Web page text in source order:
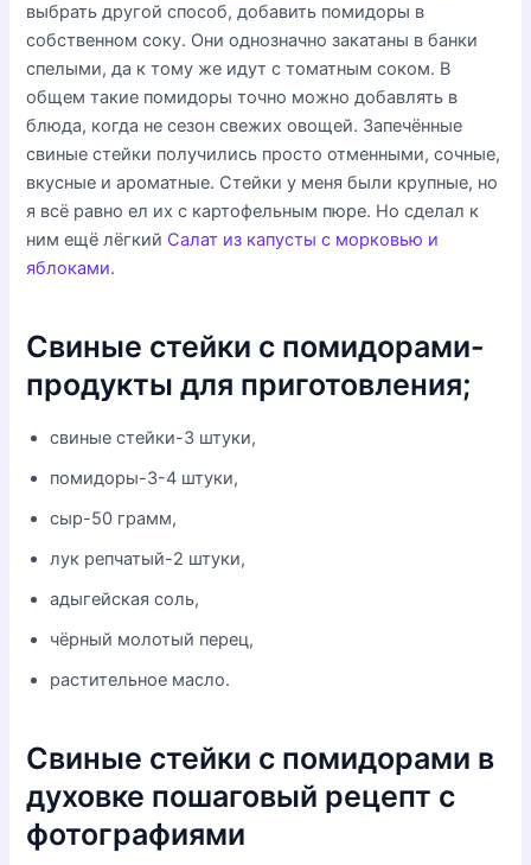
выбрать другой способ, добавить помидоры в
собственном соку. Они однозначно закатаны в банки
спелыми, да к тому же идут с томатным соком. В
общем такие помидоры точно можно добавлять в
блюда, когда не сезон свежих овощей. Запечённые
свиные стейки получились просто отменными, сочные,
вкусные и ароматные. Стейки у меня были крупные, но
я всё равно ел их с картофельным пюре. Но сделал к
ним ещё лёгкий Салат из капусты с морковью и
яблоками.
Свиные стейки с помидорами-
продукты для приготовления;
свиные стейки-3 штуки,
помидоры-3-4 штуки,
сыр-50 грамм,
лук репчатый-2 штуки,
адыгейская соль,
чёрный молотый перец,
растительное масло.
Свиные стейки с помидорами в
духовке пошаговый рецепт с
фотографиями